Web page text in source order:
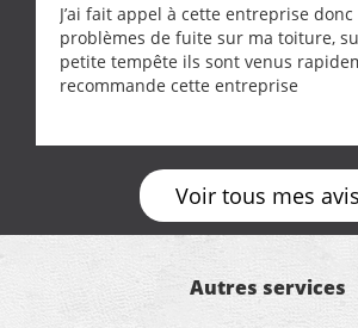
J’ai fait appel à cette entreprise
problèmes de fuite sur ma toiture,
petite tempête ils sont venus
recommande cette entreprise
Voir tous mes avis
Autres services